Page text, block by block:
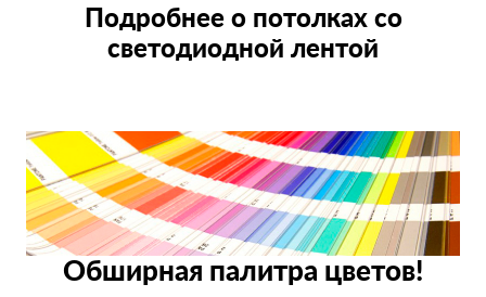
Подробнее о потолках со
светодиодной лентой
Обширная палитра цветов!